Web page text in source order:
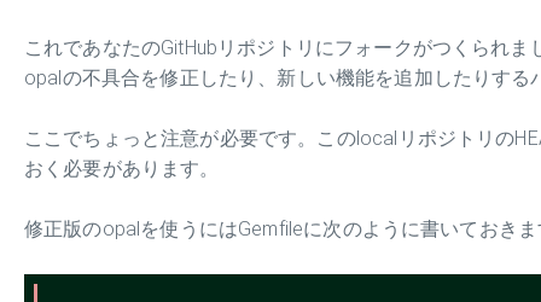
これであなたのGitHubリポジトリにフォークがつくられま
opalの不具合を修正したり、新しい機能を追加したりする
ここでちょっと注意が必要です。このlocalリポジトリの
おく必要があります。
修正版のopalを使うにはGemfileに次のように書いておき